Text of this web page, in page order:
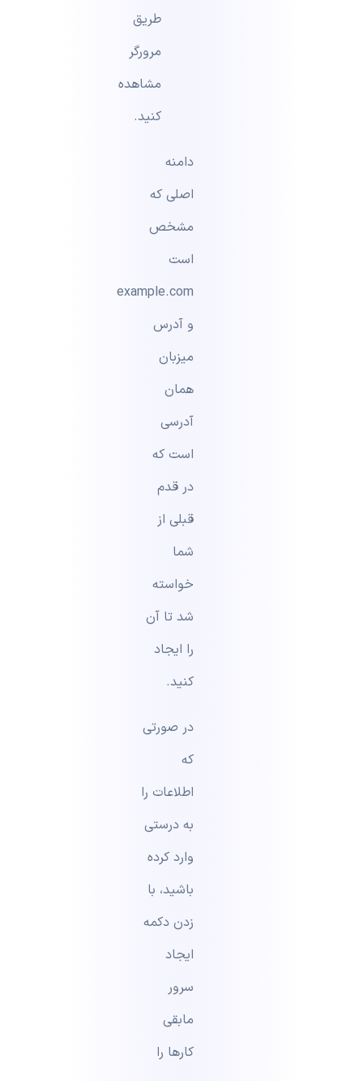
طریق
مرورگر
مشاهده
کنید.
دامنه
اصلی که
مشخص
است
example.com
و آدرس
میزبان
همان
آدرسی
است که
در قدم
قبلی از
شما
خواسته
شد تا آن
را ایجاد
کنید.
در صورتی
که
اطلاعات را
به درستی
وارد کرده
باشید، با
زدن دکمه
ایجاد
سرور
مابقی‌
کار‌ها را